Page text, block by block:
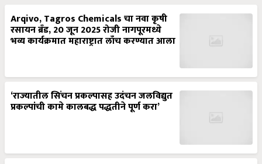
Arqivo, Tagros Chemicals चा नवा कृषी
रसायन ब्रँड, 20 जून 2025 रोजी नागपूरमध्ये
भव्य कार्यक्रमात महाराष्ट्रात लाँच करण्यात आला
‘राज्यातील सिंचन प्रकल्पासह उदंचन जलविद्युत
प्रकल्पांची कामे कालबद्ध पद्धतीने पूर्ण करा’